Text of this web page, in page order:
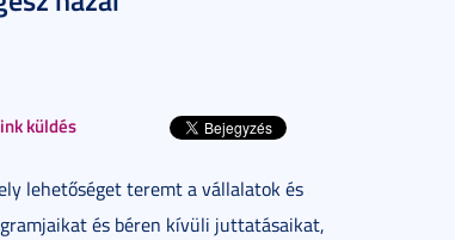
küldés
lehetőséget teremt a vállalatok és
és béren kívüli juttatásaikat,